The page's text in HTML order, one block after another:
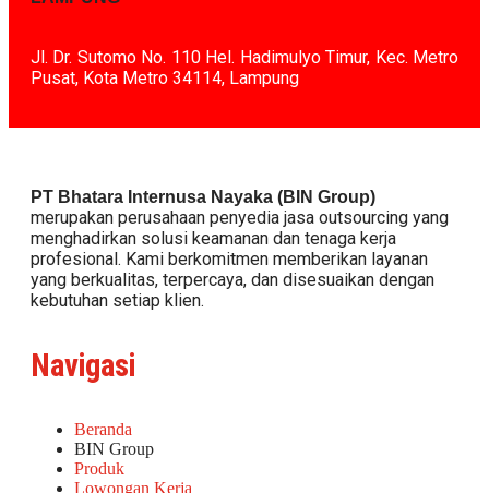
Jl. Dr. Sutomo No. 110 Hel. Hadimulyo Timur, Kec. Metro
Pusat, Kota Metro 34114, Lampung
PT Bhatara Internusa Nayaka (BIN Group)
merupakan perusahaan penyedia jasa outsourcing yang
menghadirkan solusi keamanan dan tenaga kerja
profesional. Kami berkomitmen memberikan layanan
yang berkualitas, terpercaya, dan disesuaikan dengan
kebutuhan setiap klien.
Navigasi
Beranda
BIN Group
Produk
Lowongan Kerja